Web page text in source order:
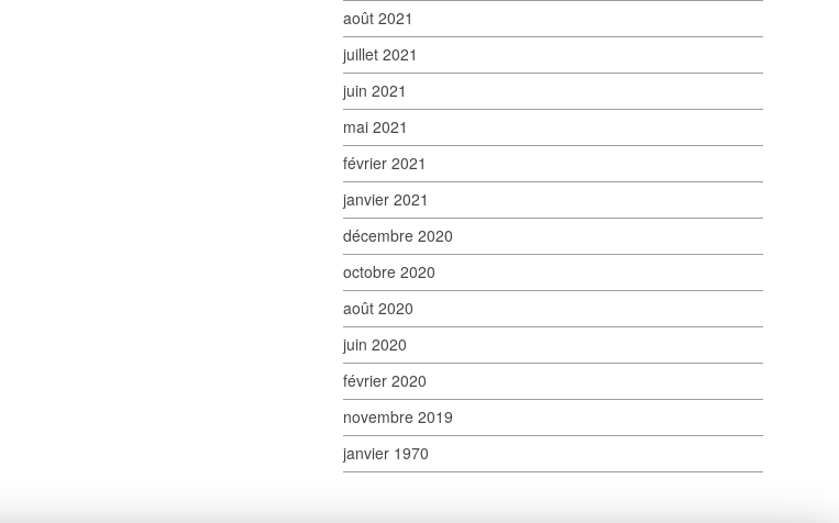
août 2021
juillet 2021
juin 2021
mai 2021
février 2021
janvier 2021
décembre 2020
octobre 2020
août 2020
juin 2020
février 2020
novembre 2019
janvier 1970